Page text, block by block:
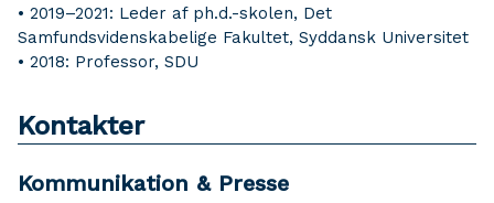
• 2019–2021: Leder af ph.d.-skolen, Det
Samfundsvidenskabelige Fakultet, Syddansk Universitet
• 2018: Professor, SDU
Kontakter
Kommunikation & Presse